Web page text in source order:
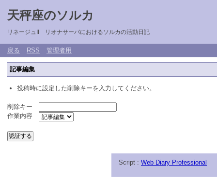
天秤座のソルカ
リネージュII リオナサーバにおけるソルカの活動日記
戻る RSS 管理者用
記事編集
投稿時に設定した削除キーを入力してください。
削除キー
作業内容
Script : Web Diary Professional